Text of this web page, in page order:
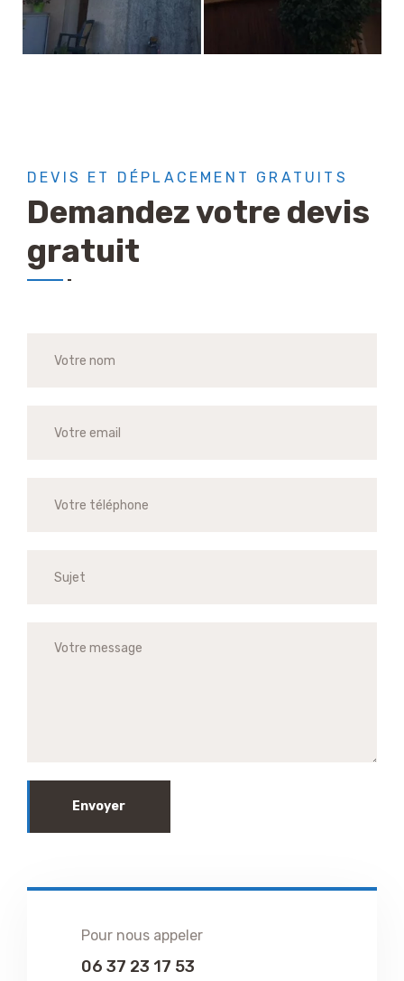
DEVIS ET DÉPLACEMENT GRATUITS
Demandez votre devis
gratuit
Envoyer
Pour nous appeler
06 37 23 17 53